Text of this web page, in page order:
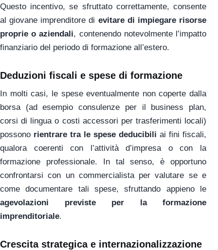
Questo incentivo, se sfruttato correttamente, consente
al giovane imprenditore di evitare di impiegare risorse
proprie o aziendali, contenendo notevolmente l’impatto
finanziario del periodo di formazione all’estero.
Deduzioni fiscali e spese di formazione
In molti casi, le spese eventualmente non coperte dalla
borsa (ad esempio consulenze per il business plan,
corsi di lingua o costi accessori per trasferimenti locali)
possono rientrare tra le spese deducibili ai fini fiscali,
qualora coerenti con l’attività d’impresa o con la
formazione professionale. In tal senso, è opportuno
confrontarsi con un commercialista per valutare se e
come documentare tali spese, sfruttando appieno le
agevolazioni previste per la formazione
imprenditoriale.
Crescita strategica e internazionalizzazione